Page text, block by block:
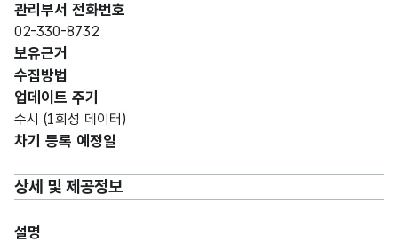
관리부서 전화번호
02-330-8732
보유근거
수집방법
업데이트 주기
수시 (1회성 데이터)
차기 등록 예정일
상세 및 제공정보
설명